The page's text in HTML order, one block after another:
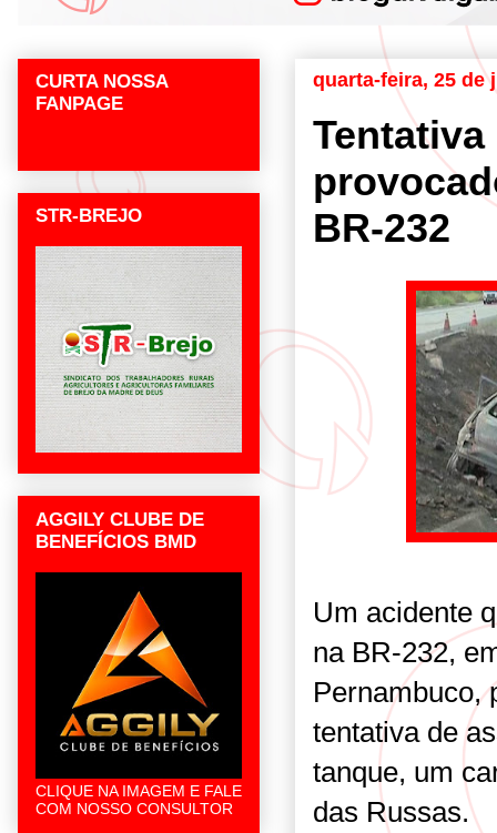
quarta-feira, 25 de
BR-232
Um acidente
na BR-232,
Pernambuco,
tentativa de
tanque, um
das Russas.
CURTA NOSSA
FANPAGE
STR-BREJO
AGGILY CLUBE DE
BENEFÍCIOS BMD
CLIQUE NA IMAGEM E FALE
COM NOSSO CONSULTOR